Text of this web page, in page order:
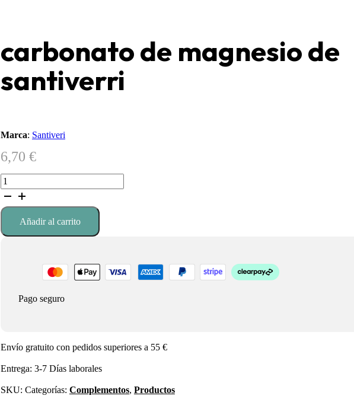
carbonato de magnesio de
santiverri
Marca: Santiveri
6,70 €
carbonato
de
magnesio
de
santiverri
cantidad
Añadir al carrito
Pago seguro
Envío gratuito con pedidos superiores a 55 €
Entrega: 3-7 Días laborales
SKU: Categorías: Complementos, Productos